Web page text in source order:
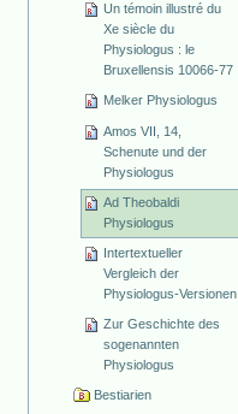
Un témoin illustré du
Xe siècle du
Physiologus : le
Bruxellensis 10066-77
Melker Physiologus
Amos VII, 14,
Schenute und der
Physiologus
Ad Theobaldi
Physiologus
Intertextueller
Vergleich der
Physiologus-Versionen
Zur Geschichte des
sogenannten
Physiologus
Bestiarien